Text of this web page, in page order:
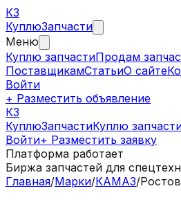
КЗ
КуплюЗапчасти
Меню
Куплю запчастиПродам
ПоставщикамСтатьиО сайте
Войти
+ Разместить объявление
КЗ
КуплюЗапчастиКуплю
Войти+ Разместить заявку
Платформа работает
Биржа запчастей для
Главная/Марки/КАМАЗ/